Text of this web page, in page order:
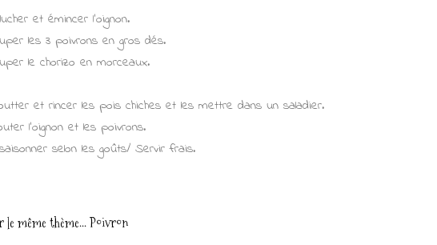
et émincer l'oignon.
les 3 poivrons en gros dés.
le chorizo en morceaux.
et rincer les pois chiches et les mettre dans un saladier.
l'oignon et les poivrons.
selon les goûts/ Servir frais.
le même thème...Poivron